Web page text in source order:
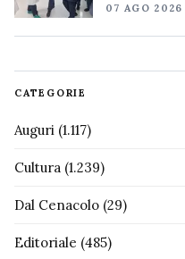
07 AGO 2026
CATEGORIE
Auguri (1.117)
Cultura (1.239)
Dal Cenacolo (29)
Editoriale (485)